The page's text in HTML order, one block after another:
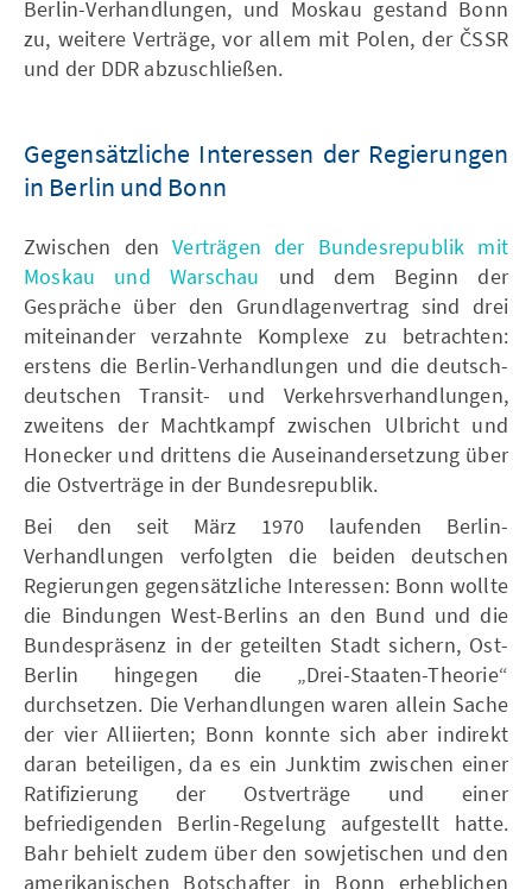
Berlin-Verhandlungen, und Moskau gestand Bonn
zu, weitere Verträge, vor allem mit Polen, der ČSSR
und der DDR abzuschließen.
Gegensätzliche Interessen der Regierungen
in Berlin und Bonn
Zwischen den Verträgen der Bundesrepublik mit
Moskau und Warschau und dem Beginn der
Gespräche über den Grundlagenvertrag sind drei
miteinander verzahnte Komplexe zu betrachten:
erstens die Berlin-Verhandlungen und die deutsch-
deutschen Transit- und Verkehrsverhandlungen,
zweitens der Machtkampf zwischen Ulbricht und
Honecker und drittens die Auseinandersetzung über
die Ostverträge in der Bundesrepublik.
Bei den seit März 1970 laufenden Berlin-
Verhandlungen verfolgten die beiden deutschen
Regierungen gegensätzliche Interessen: Bonn wollte
die Bindungen West-Berlins an den Bund und die
Bundespräsenz in der geteilten Stadt sichern, Ost-
Berlin hingegen die „Drei-Staaten-Theorie“
durchsetzen. Die Verhandlungen waren allein Sache
der vier Alliierten; Bonn konnte sich aber indirekt
daran beteiligen, da es ein Junktim zwischen einer
Ratifizierung der Ostverträge und einer
befriedigenden Berlin-Regelung aufgestellt hatte.
Bahr behielt zudem über den sowjetischen und den
amerikanischen Botschafter in Bonn erheblichen